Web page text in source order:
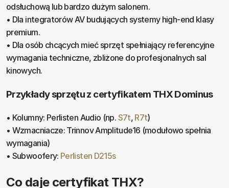
odsłuchową lub bardzo dużym salonem.
• Dla integratorów AV budujących systemy high-end klasy
premium.
• Dla osób chcących mieć sprzęt spełniający referencyjne
wymagania techniczne, zbliżone do profesjonalnych sal
kinowych.
Przykłady sprzętu z certyfikatem THX Dominus
• Kolumny: Perlisten Audio (np. S7t, R7t)
• Wzmacniacze: Trinnov Amplitude16 (modułowo spełnia
wymagania)
• Subwoofery: Perlisten D215s
Co daje certyfikat THX?